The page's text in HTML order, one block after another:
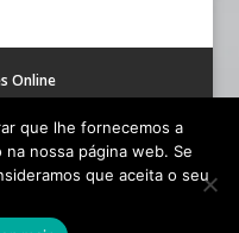
Online
Direitos Reservados |
que lhe fornecemos a
nossa página web. Se
que aceita o seu